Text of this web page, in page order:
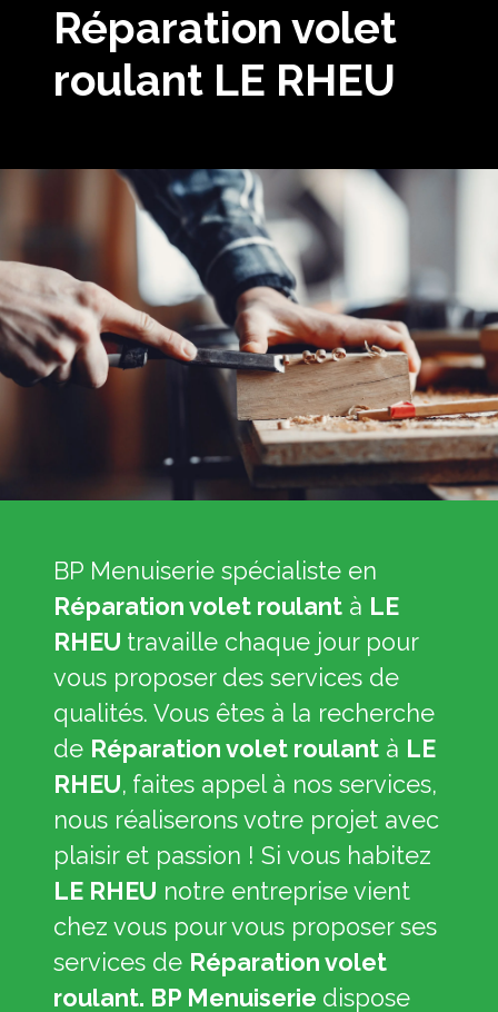
Réparation volet
roulant LE RHEU
BP Menuiserie spécialiste en
Réparation volet roulant à LE
RHEU travaille chaque jour pour
vous proposer des services de
qualités. Vous êtes à la recherche
de Réparation volet roulant à LE
RHEU, faites appel à nos services,
nous réaliserons votre projet avec
plaisir et passion ! Si vous habitez
LE RHEU notre entreprise vient
chez vous pour vous proposer ses
services de Réparation volet
roulant. BP Menuiserie dispose